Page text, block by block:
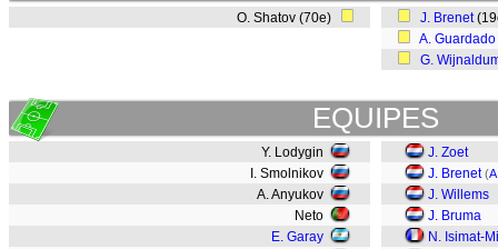
O. Shatov (70e) J. Brenet
A. Guardado
G.
EQUIPES
Y. Lodygin
I. Smolnikov
A. Anyukov
Neto
E. Garay
J. Zoet
J. Brenet (
J. Willems
J. Bruma
N. Isimat-